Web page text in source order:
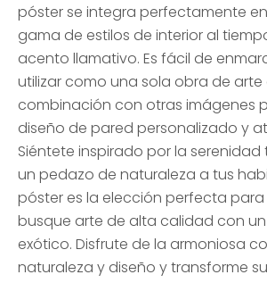
póster se integra perfectamente
gama de estilos de interior al
acento llamativo. Es fácil de
utilizar como una sola obra de arte
combinación con otras imágenes
diseño de pared personalizado y
Siéntete inspirado por la
un pedazo de naturaleza a tus
póster es la elección perfecta
busque arte de alta calidad con
exótico. Disfrute de la armoniosa
naturaleza y diseño y transforme